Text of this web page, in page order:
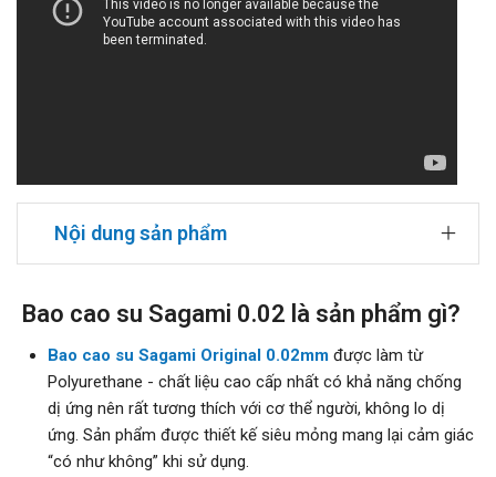
Nội dung sản phẩm
Bao cao su Sagami 0.02 là sản phẩm gì?
Bao cao su Sagami Original 0.02mmđược làm từ
Polyurethane - chất liệu cao cấp nhất có khả năng chống
dị ứng nên rất tương thích với cơ thể người, không lo dị
ứng. Sản phẩm được thiết kế siêu mỏng mang lại cảm giác
“có như không” khi sử dụng.